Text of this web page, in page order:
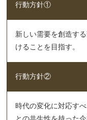
行動方針①
新しい需要を創造す
けることを目指す。
行動方針②
時代の変化に対応す